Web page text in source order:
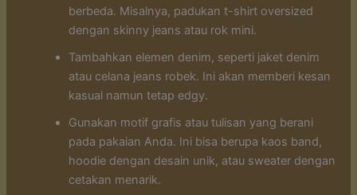
berbeda. Misalnya, padukan t-shirt oversized
dengan skinny jeans atau rok mini.
Tambahkan elemen denim, seperti jaket denim
atau celana jeans robek. Ini akan memberi kesan
kasual namun tetap edgy.
Gunakan motif grafis atau tulisan yang berani
pada pakaian Anda. Ini bisa berupa kaos band,
hoodie dengan desain unik, atau sweater dengan
cetakan menarik.